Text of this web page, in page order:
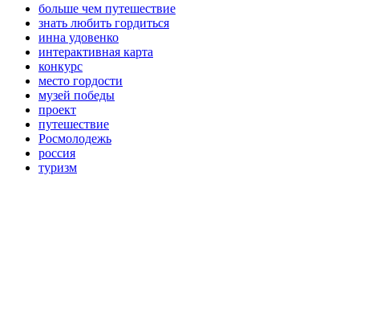
больше чем путешествие
знать любить гордиться
инна удовенко
интерактивная карта
конкурс
место гордости
музей победы
проект
путешествие
Росмолодежь
россия
туризм